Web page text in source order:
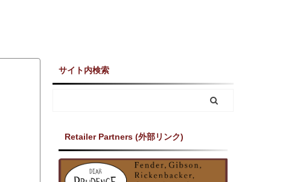
サイト内検索
Retailer Partners (外部リンク)